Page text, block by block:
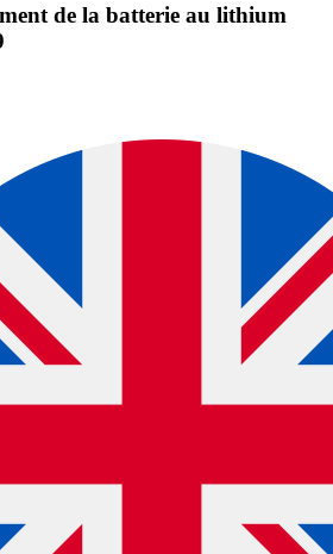
de la batterie au lithium